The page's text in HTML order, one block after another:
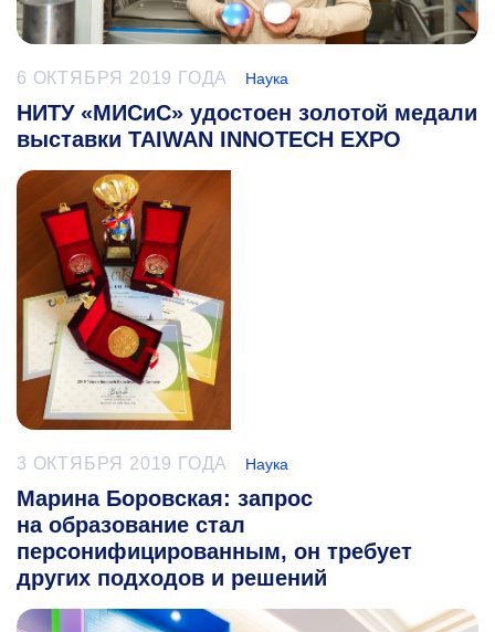
6 ОКТЯБРЯ 2019 ГОДА Наука
НИТУ «МИСиС» удостоен золотой медали
выставки TAIWAN INNOTECH EXPO
3 ОКТЯБРЯ 2019 ГОДА Наука
Марина Боровская: запрос
на образование стал
персонифицированным, он требует
других подходов и решений